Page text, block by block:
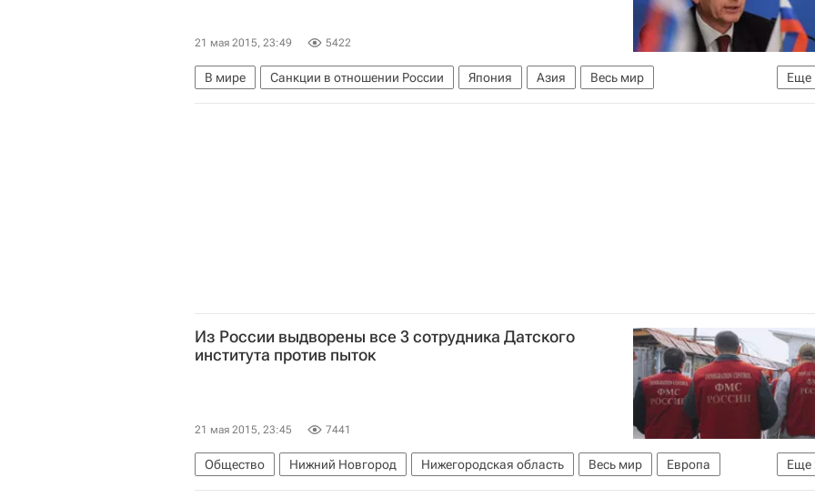
21 мая 2015, 23:49 5422
Еще
В мире Санкции в отношении России Япония Азия
Весь мир
Сергей Нарышкин
Из России выдворены все 3 сотрудника Датского
института против пыток
21 мая 2015, 23:45 7441
Еще
Общество Нижний Новгород Нижегородская область Весь мир
Европа
Приволжский ФО
Россия